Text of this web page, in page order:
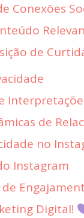
Conexões
de
de
no
Instagram
de
Digital!